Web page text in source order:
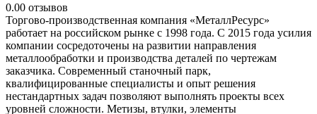
0.00 отзывов
Торгово-производственная компания «МеталлРесурс»
работает на российском рынке с 1998 года. С 2015 года усилия
компании сосредоточены на развитии направления
металлообработки и производства деталей по чертежам
заказчика. Современный станочный парк,
квалифицированные специалисты и опыт решения
нестандартных задач позволяют выполнять проекты всех
уровней сложности. Метизы, втулки, элементы